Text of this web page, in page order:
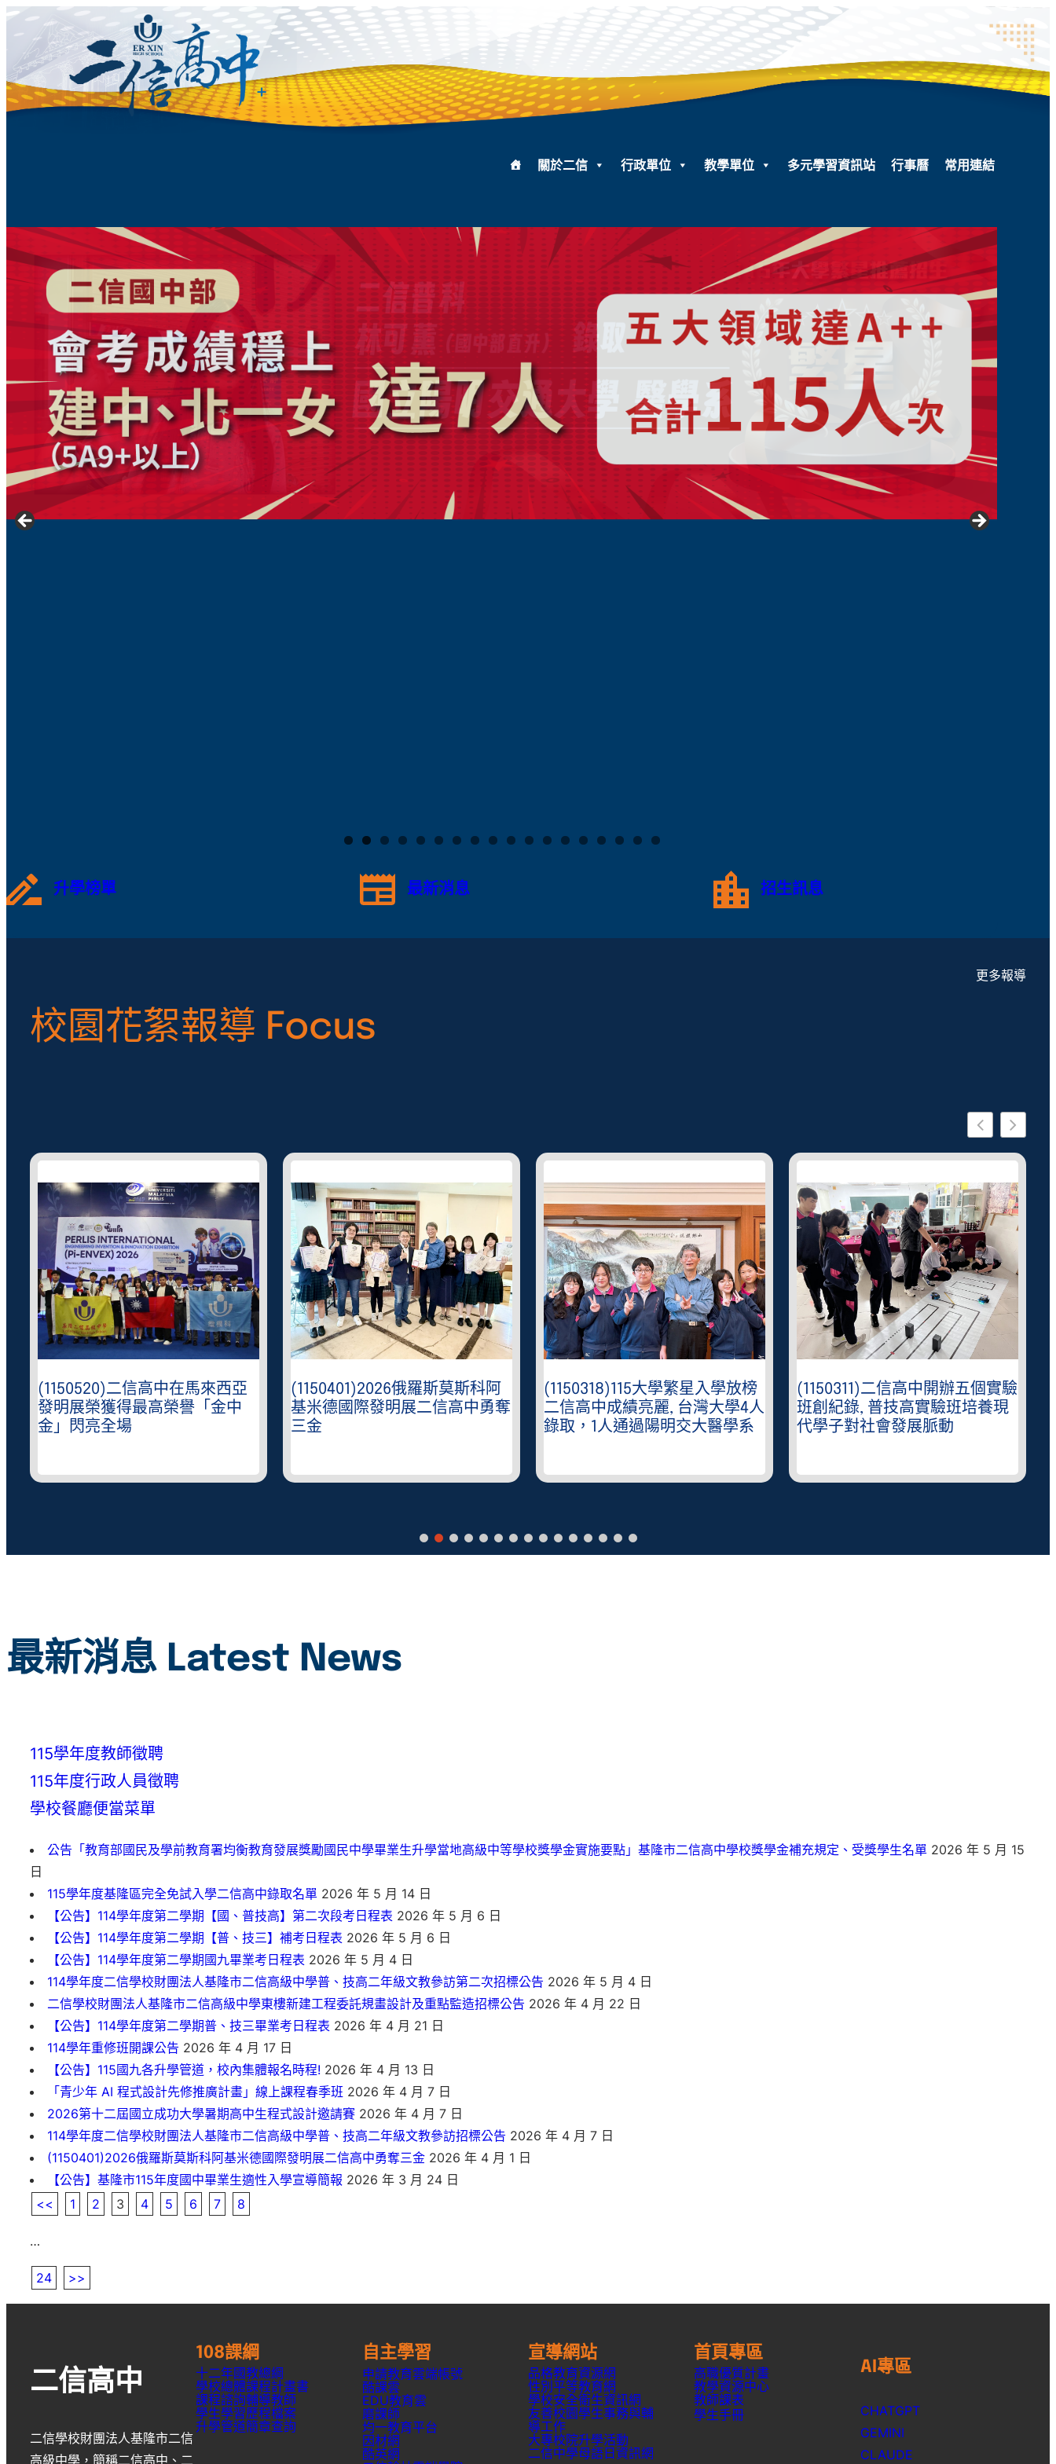
跳
要
內
關於二信 行政單位 教學單位 多元學習資訊站 行事曆 常用連結
升學榜單 最新消息 招生訊息
校園花絮報導 Focus
更多報導
(1150520)二信高中在馬來西亞
發明展榮獲得最高榮譽「金中
金」閃亮全場
(1150401)2026俄羅斯莫斯科阿
基米德國際發明展二信高中勇奪
三金
(1150318)115大學繁星入學放榜
二信高中成績亮麗, 台灣大學4人
錄取，1人通過陽明交大醫學系
(1150311)二信高中開辦五個實驗
班創紀錄, 普技高實驗班培養現
代學子對社會發展脈動
最新消息 Latest News
115學年度教師徵聘
115年度行政人員徵聘
學校餐廳便當菜單
公告「教育部國民及學前教育署均衡教育發展獎勵國民中學畢業生升學當地高級中等學校獎學金實施要點」基隆市二信高中學校獎學金補充規定、受獎學生名單 2026 年 5 月 15
日
115學年度基隆區完全免試入學二信高中錄取名單 2026 年 5 月 14 日
【公告】114學年度第二學期【國、普技高】第二次段考日程表 2026 年 5 月 6 日
【公告】114學年度第二學期【普、技三】補考日程表 2026 年 5 月 6 日
【公告】114學年度第二學期國九畢業考日程表 2026 年 5 月 4 日
114學年度二信學校財團法人基隆市二信高級中學普、技高二年級文教參訪第二次招標公告 2026 年 5 月 4 日
二信學校財團法人基隆市二信高級中學東樓新建工程委託規畫設計及重點監造招標公告 2026 年 4 月 22 日
【公告】114學年度第二學期普、技三畢業考日程表 2026 年 4 月 21 日
114學年重修班開課公告 2026 年 4 月 17 日
【公告】115國九各升學管道，校內集體報名時程! 2026 年 4 月 13 日
「青少年 AI 程式設計先修推廣計畫」線上課程春季班 2026 年 4 月 7 日
2026第十二屆國立成功大學暑期高中生程式設計邀請賽 2026 年 4 月 7 日
114學年度二信學校財團法人基隆市二信高級中學普、技高二年級文教參訪招標公告 2026 年 4 月 7 日
(1150401)2026俄羅斯莫斯科阿基米德國際發明展二信高中勇奪三金 2026 年 4 月 1 日
【公告】基隆市115年度國中畢業生適性入學宣導簡報 2026 年 3 月 24 日
<<
1 2 3 4 5 6 7 8
…
24 >>
二信高中
二信學校財團法人基隆市二信
高級中學 ，簡稱二信高中 、 二
108課綱
十二年國教總綱
學校總體課程計畫書
課程諮詢輔導教師
學生學習歷程檔案
升學管道簡章查詢
自主學習
申請教育雲端帳號
酷課雲
EDU教育雲
磨課師
均一教育平台
因材網
酷英網
宣導網站
品格教育資源網
性別平等教育網
學校安全衛生資訊網
友善校園學生事務與輔
導工作
大專校院升學活動
二信中學母語日資訊網
首頁專區
高職優質計畫
教學資源中心
教師課表
學生手冊
AI專區
CHATGPT
GEMINI
CLAUDE